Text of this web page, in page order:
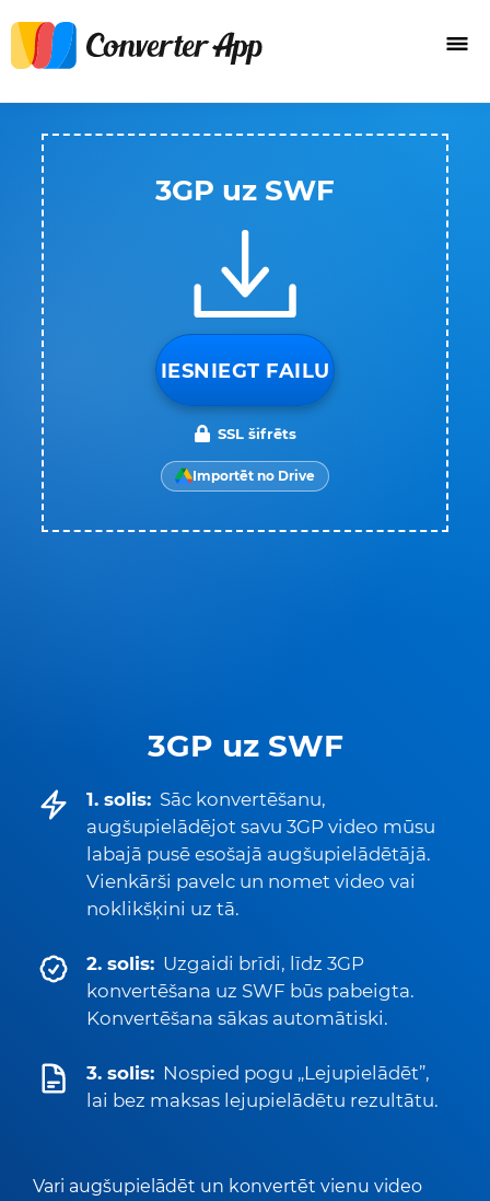
3GP uz SWF
1. solis: Sāc konvertēšanu,
augšupielādējot savu 3GP video mūsu
labajā pusē esošajā augšupielādētājā.
Vienkārši pavelc un nomet video vai
noklikšķini uz tā.
2. solis: Uzgaidi brīdi, līdz 3GP
konvertēšana uz SWF būs pabeigta.
Konvertēšana sākas automātiski.
3. solis: Nospied pogu „Lejupielādēt”,
lai bez maksas lejupielādētu rezultātu.
Vari augšupielādēt un konvertēt vienu video
3GP uz SWF
IESNIEGT FAILU
SSL šifrēts
Importēt no Drive